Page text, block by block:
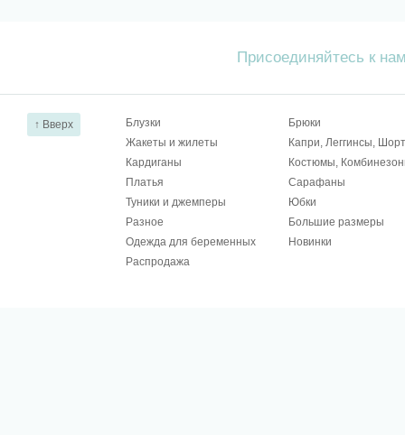
Присоединяйтесь к
↑ Вверх Блузки
Брюки
Жакеты и жилеты
Капри, Леггинсы,
Кардиганы
Костюмы,
Платья
Сарафаны
Туники и джемперы
Юбки
Разное
Большие размеры
Одежда для беременных
Новинки
Распродажа